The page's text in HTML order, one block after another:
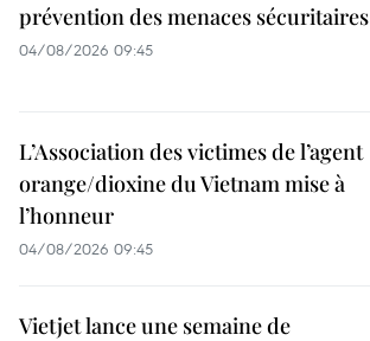
prévention des menaces sécuritaires
04/08/2026 09:45
L’Association des victimes de l’agent
orange/dioxine du Vietnam mise à
l’honneur
04/08/2026 09:45
Vietjet lance une semaine de